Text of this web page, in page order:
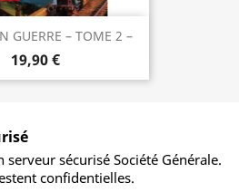
GUERRE – TOME 2 –
19,90 €
serveur sécurisé Société Générale.
confidentielles.